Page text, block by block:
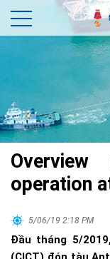
operation
5/06/19 2:18 PM
Đầu tháng 5/